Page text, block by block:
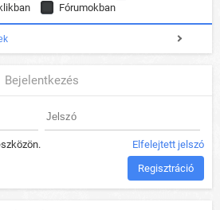
Fórumokban
Bejelentkezés
Elfelejtett jelszó
Regisztráció